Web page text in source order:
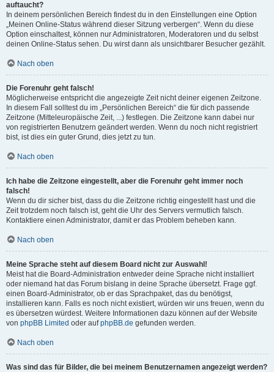
auftaucht?
In deinem persönlichen Bereich findest du in den Einstellungen eine Option
„Meinen Online-Status während dieser Sitzung verbergen“. Wenn du diese
Option einschaltest, können nur Administratoren, Moderatoren und du selbst
deinen Online-Status sehen. Du wirst dann als unsichtbarer Besucher gezählt.
Nach oben
Die Forenuhr geht falsch!
Möglicherweise entspricht die angezeigte Zeit nicht deiner eigenen Zeitzone.
In diesem Fall solltest du im „Persönlichen Bereich“ die für dich passende
Zeitzone (Mitteleuropäische Zeit, ...) festlegen. Die Zeitzone kann dabei nur
von registrierten Benutzern geändert werden. Wenn du noch nicht registriert
bist, ist dies ein guter Grund, dies jetzt zu tun.
Nach oben
Ich habe die Zeitzone eingestellt, aber die Forenuhr geht immer noch
falsch!
Wenn du dir sicher bist, dass du die Zeitzone richtig eingestellt hast und die
Zeit trotzdem noch falsch ist, geht die Uhr des Servers vermutlich falsch.
Kontaktiere einen Administrator, damit er das Problem beheben kann.
Nach oben
Meine Sprache steht auf diesem Board nicht zur Auswahl!
Meist hat die Board-Administration entweder deine Sprache nicht installiert
oder niemand hat das Forum bislang in deine Sprache übersetzt. Frage ggf.
einen Board-Administrator, ob er das Sprachpaket, das du benötigst,
installieren kann. Falls es noch nicht existiert, würden wir uns freuen, wenn du
es übersetzen würdest. Weitere Informationen dazu können auf der Website
von phpBB Limited oder aufphpBB.de gefunden werden.
Nach oben
Was sind das für Bilder, die bei meinem Benutzernamen angezeigt werden?